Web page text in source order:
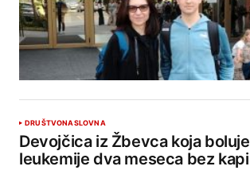
DRUŠTVONASLOVNA
Devojčica iz Žbevca koja
leukemije dva meseca bez